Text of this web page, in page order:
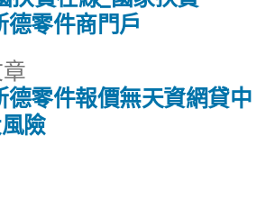
一
篇
德零件報價無天資網貸中
險
文
德零件商門戶